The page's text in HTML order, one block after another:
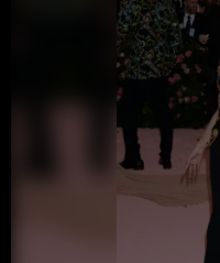
Eleganz in Hamburgs Herz